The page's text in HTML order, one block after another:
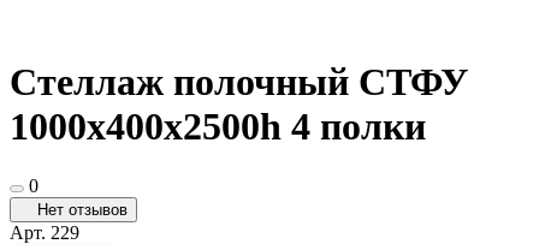
Стеллаж полочный СТФУ
1000х400x2500h 4 полки
0
Нет отзывов
Арт. 229